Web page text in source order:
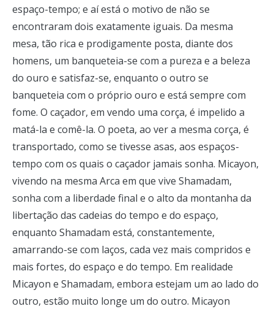
espaço-tempo; e aí está o motivo de não se
encontraram dois exatamente iguais. Da mesma
mesa, tão rica e prodigamente posta, diante dos
homens, um banqueteia-se com a pureza e a beleza
do ouro e satisfaz-se, enquanto o outro se
banqueteia com o próprio ouro e está sempre com
fome. O caçador, em vendo uma corça, é impelido a
matá-la e comê-la. O poeta, ao ver a mesma corça, é
transportado, como se tivesse asas, aos espaços-
tempo com os quais o caçador jamais sonha. Micayon,
vivendo na mesma Arca em que vive Shamadam,
sonha com a liberdade final e o alto da montanha da
libertação das cadeias do tempo e do espaço,
enquanto Shamadam está, constantemente,
amarrando-se com laços, cada vez mais compridos e
mais fortes, do espaço e do tempo. Em realidade
Micayon e Shamadam, embora estejam um ao lado do
outro, estão muito longe um do outro. Micayon